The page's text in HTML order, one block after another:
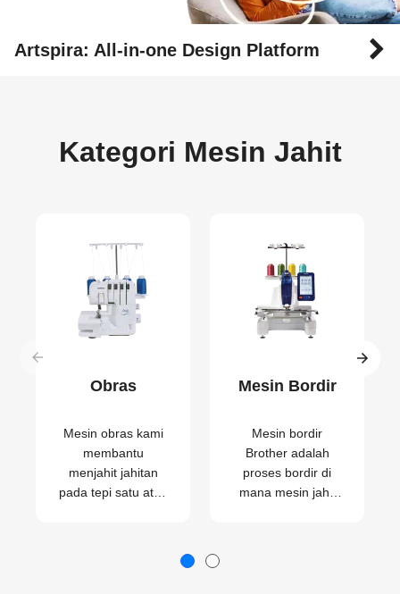
Artspira: All-in-one Design Platform
Kategori Mesin Jahit
Obras
Mesin obras kami
membantu
menjahit jahitan
pada tepi satu atau
Mesin Bordir
Mesin bordir
Brother adalah
proses bordir di
mana mesin jahit